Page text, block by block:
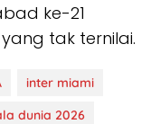
ke-21
tak ternilai.
inter miami
dunia 2026